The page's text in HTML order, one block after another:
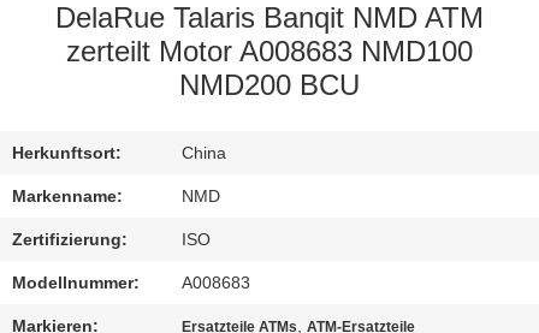
QUALITÄTSKONTROLLE
MIT
UNS
NEUIGKEITEN
DelaRue Talaris Banqit NMD ATM
zerteilt Motor A008683 NMD100
NMD200 BCU
Herkunftsort: China
Markenname: NMD
Zertifizierung: ISO
Modellnummer: A008683
Markieren: Ersatzteile ATMs,ATM-Ersatzteile